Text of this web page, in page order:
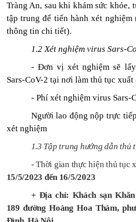
Tràng An, sau khi khám sức khỏe,
tập trung để tiến hành xét nghiệm
thông tin chi tiết).
1.2 Xét nghiệm virus Sars-
- Đơn vị xét nghiệm sẽ
Sars-CoV-2 tại nơi làm thủ tục xuất
- Phí xét nghiệm virus Sars-
Người lao động nộp trực
xét nghiệm
1.3 Tập trung hướng dẫn thủ
- Thời gian thực hiện thủ tục
15/5/2023 đến 16/5/2023
+ Địa chỉ: Khách sạnKhăn
189 đường Hoàng Hoa Thám,